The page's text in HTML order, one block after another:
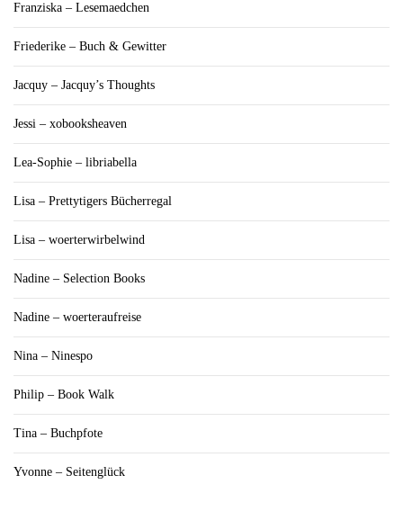
Franziska – Lesemaedchen
Friederike – Buch & Gewitter
Jacquy – Jacquy’s Thoughts
Jessi – xobooksheaven
Lea-Sophie – libriabella
Lisa – Prettytigers Bücherregal
Lisa – woerterwirbelwind
Nadine – Selection Books
Nadine – woerteraufreise
Nina – Ninespo
Philip – Book Walk
Tina – Buchpfote
Yvonne – Seitenglück